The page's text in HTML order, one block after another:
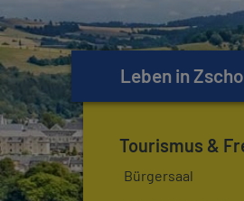
Leben in
Tourismus &
Bürgersaal